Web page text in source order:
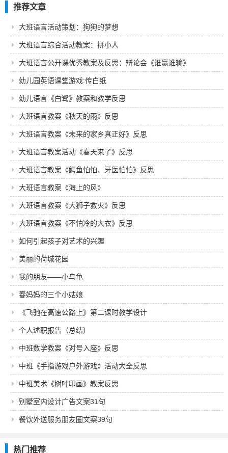
推荐文章
大班语言活动策划：狗狗的梦想
大班语言综合活动教案：拼小人
大班语言公开课优秀教案及反思：辩论会《谁赢谁输》
幼儿园英语课堂游戏:传白纸
幼儿语言《白鹭》教案和教学反思
大班语言教案《秋天的雨》反思
大班语言教案《未来的家乡真正好》反思
大班语言教案活动《春天来了》反思
大班语言教案《鳄鱼怕怕、牙医怕怕》反思
大班语言教案《海上的风》
大班语言教案《大狮子救火》反思
大班语言教案《不怕冷的大衣》反思
如何引起孩子对艺术的兴趣
美丽的荷城花园
我的朋友——小乌龟
春妈妈的三个小姑娘
《飞驰在高速公路上》第二课时教学设计
个人述职报告（总结）
中班数学教案《对号入座》反思
中班《手指游戏户外游戏》活动大全反思
中班美术《树叶印画》教案反思
别墅室内设计广告文案31句
餐饮外送服务朋友圈文案39句
热门推荐